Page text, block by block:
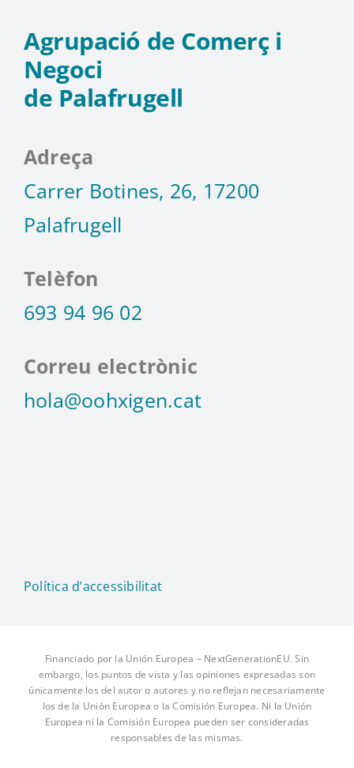
Agrupació de Comerç i
Negoci
de Palafrugell
Adreça
Carrer Botines, 26, 17200
Palafrugell
Telèfon
693 94 96 02
Correu electrònic
hola@oohxigen.cat
Política d’accessibilitat
Financiado por la Unión Europea – NextGenerationEU. Sin
embargo, los puntos de vista y las opiniones expresadas son
únicamente los del autor o autores y no reflejan necesariamente
los de la Unión Europea o la Comisión Europea. Ni la Unión
Europea ni la Comisión Europea pueden ser consideradas
responsables de las mismas.